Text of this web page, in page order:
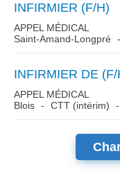
INFIRMIER (F/H)
APPEL MÉDICAL
Saint-Amand-Longpré
INFIRMIER DE
APPEL MÉDICAL
Blois
CTT (intérim)